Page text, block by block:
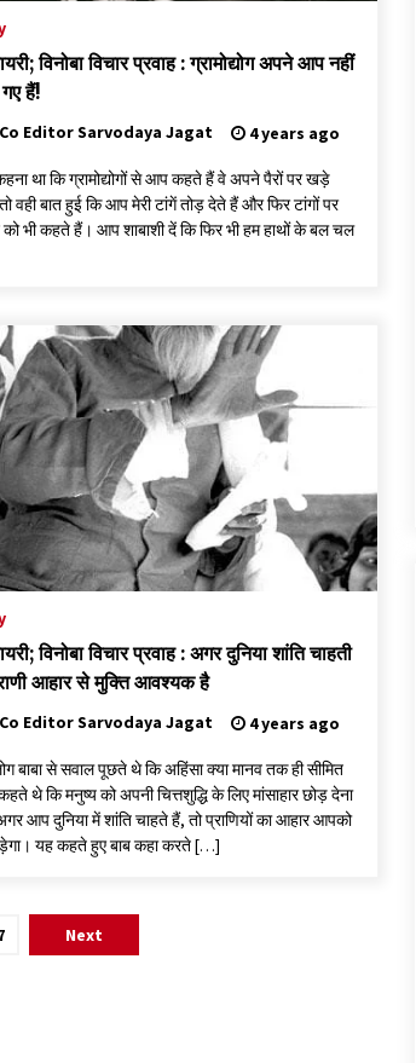
विनोबा विचार प्रवाह : ग्रामोद्योग अपने आप नहीं
हैं!
Co Editor Sarvodaya Jagat 4 years ago
था कि ग्रामोद्योगों से आप कहते हैं वे अपने पैरों पर खड़े
वही बात हुई कि आप मेरी टांगें तोड़ देते हैं और फिर टांगों पर
भी कहते हैं। आप शाबाशी दें कि फिर भी हम हाथों के बल चल
विनोबा विचार प्रवाह : अगर दुनिया शांति चाहती
आहार से मुक्ति आवश्यक है
Co Editor Sarvodaya Jagat 4 years ago
बाबा से सवाल पूछते थे कि अहिंसा क्या मानव तक ही सीमित
थे कि मनुष्य को अपनी चित्तशुद्धि के लिए मांसाहार छोड़ देना
आप दुनिया में शांति चाहते हैं, तो प्राणियों का आहार आपको
यह कहते हुए बाब कहा करते […]
Next